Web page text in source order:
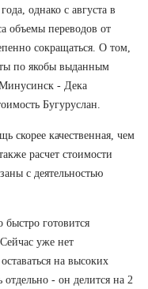
однако с августа в
объемы переводов от
сокращаться. О том,
по якобы выданным
- Дека
Бугуруслан.
скорее качественная, чем
расчет стоимости
с деятельностью
быстро готовится
уже нет
на высоких
отдельно - он делится на 2